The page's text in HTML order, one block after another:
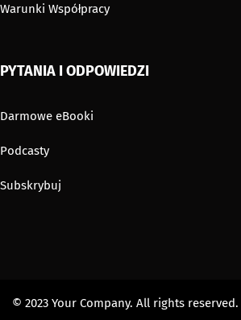
Warunki Współpracy
PYTANIA I ODPOWIEDZI
Darmowe eBooki
Podcasty
Subskrybuj
© 2023 Your Company. All rights reserved.